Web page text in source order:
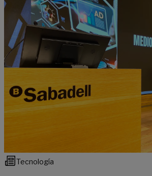
Tecnología